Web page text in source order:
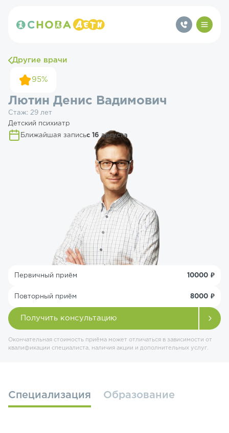
Другие врачи
95%
Лютин Денис Вадимович
Стаж: 29 лет
Детский психиатр
Ближайшая записьс 16 августа
Первичный приём 10000 ₽
Повторный приём 8000 ₽
Получить консультацию
Окончательная стоимость приёма может отличаться в зависимости от
квалификации специалиста, наличия акции и дополнительных услуг.
Специализация Образование